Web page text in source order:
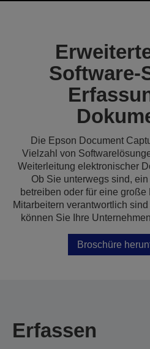
Software-
Die Epson Document
Vielzahl von
Weiterleitung elektronischer
Ob Sie unterwegs sind,
betreiben oder für eine
Mitarbeitern verantwortlich
können Sie Ihre
Broschüre
Erfassen